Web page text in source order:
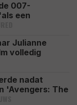
007-
een
Julianne
volledig
nadat
'Avengers: The